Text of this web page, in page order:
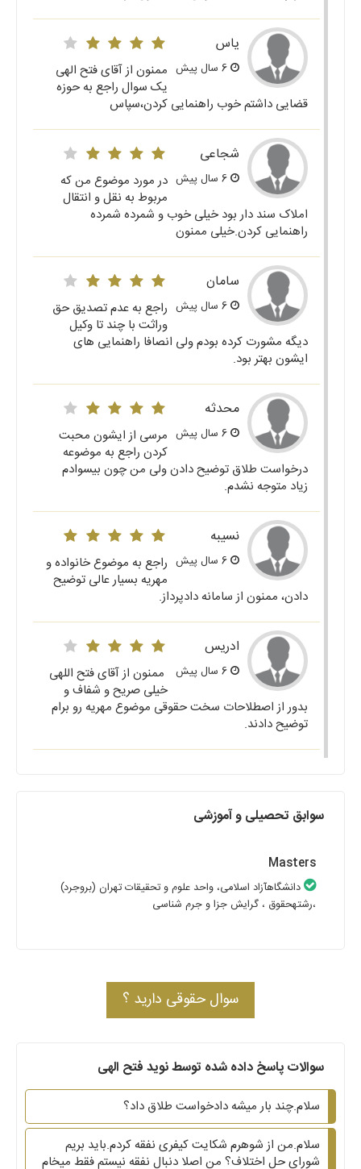
یاس
ممنون از آقای فتح الهی
یک سوال راجع به حوزه
قضایی داشتم خوب راهنمایی کردن،سپاس
شجاعی
در مورد موضوع من که
مربوط به نقل و انتقال
املاک سند دار بود خیلی خوب و شمرده شمرده
راهنمایی کردن.خیلی ممنون
سامان
راجع به عدم تصدیق حق
وراثت با چند تا وکیل
دیگه مشورت کرده بودم ولی انصافا راهنمایی های
ایشون بهتر بود.
محدثه
مرسی از ایشون محبت
کردن راجع به موضوعه
درخواست طلاق توضیح دادن ولی من چون بیسوادم
زیاد متوجه نشدم.
نسیبه
راجع به موضوع خانواده و
مهریه بسیار عالی توضیح
دادن، ممنون از سامانه دادپرداز.
ادریس
ممنون از آقای فتح اللهی
خیلی صریح و شفاف و
بدور از اصطلاحات سخت حقوقی موضوع مهریه رو برام
توضیح دادند.
سوابق تحصیلی و آموزشی
Masters
دانشگاهآزاد اسلامی، واحد علوم و تحقیقات تهران (بروجرد)
،رشتهحقوق ، گرایش جزا و جرم شناسی
سوال حقوقی دارید ؟
سوالات پاسخ داده شده توسط نوید فتح الهی
سلام.چند بار میشه دادخواست طلاق داد؟
سلام.من از شوهرم شکایت کیفری نفقه کردم.باید بریم
شورای حل اختلاف؟ من اصلا دنبال نفقه نیستم فقط میخام